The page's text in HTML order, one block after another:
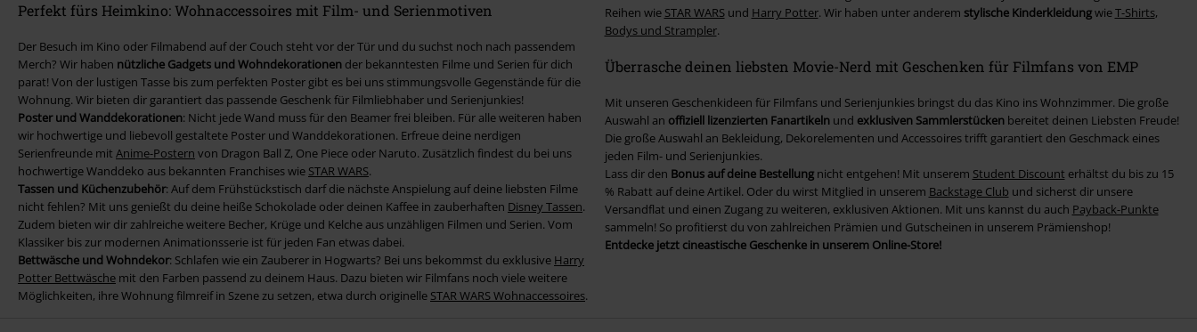
Perfekt fürs Heimkino: Wohnaccessoires mit Film- und Serienmotiven
Der Besuch im Kino oder Filmabend auf der Couch steht vor der Tür und du suchst noch nach passendem
Merch? Wir haben nützliche Gadgets und Wohndekorationen der bekanntesten Filme und Serien für dich
parat! Von der lustigen Tasse bis zum perfekten Poster gibt es bei uns stimmungsvolle Gegenstände für die
Wohnung. Wir bieten dir garantiert das passende Geschenk für Filmliebhaber und Serienjunkies!
Poster und Wanddekorationen: Nicht jede Wand muss für den Beamer frei bleiben. Für alle weiteren haben
wir hochwertige und liebevoll gestaltete Poster und Wanddekorationen. Erfreue deine nerdigen
Serienfreunde mit Anime-Postern von Dragon Ball Z, One Piece oder Naruto. Zusätzlich findest du bei uns
hochwertige Wanddeko aus bekannten Franchises wie STAR WARS.
Tassen und Küchenzubehör: Auf dem Frühstückstisch darf die nächste Anspielung auf deine liebsten Filme
nicht fehlen? Mit uns genießt du deine heiße Schokolade oder deinen Kaffee in zauberhaften Disney Tassen.
Zudem bieten wir dir zahlreiche weitere Becher, Krüge und Kelche aus unzähligen Filmen und Serien. Vom
Klassiker bis zur modernen Animationsserie ist für jeden Fan etwas dabei.
Bettwäsche und Wohndekor: Schlafen wie ein Zauberer in Hogwarts? Bei uns bekommst du exklusive Harry
Potter Bettwäsche mit den Farben passend zu deinem Haus. Dazu bieten wir Filmfans noch viele weitere
Möglichkeiten, ihre Wohnung filmreif in Szene zu setzen, etwa durch originelle STAR WARS Wohnaccessoires.
Reihen wie STAR WARSund Harry Potter. Wir haben unter anderem stylische KinderkleidungwieT-Shirts,
Bodys und Strampler.
Überrasche deinen liebsten Movie-Nerd mit Geschenken für Filmfans von EMP
Mit unseren Geschenkideen für Filmfans und Serienjunkies bringst du das Kino ins Wohnzimmer. Die große
Auswahl an offiziell lizenzierten Fanartikelnund exklusiven Sammlerstückenbereitet deinen Liebsten Freude!
Die große Auswahl an Bekleidung, Dekorelementen und Accessoires trifft garantiert den Geschmack eines
jeden Film- und Serienjunkies.
Lass dir den Bonus auf deine Bestellungnicht entgehen! Mit unserem Student Discount erhältst du bis zu 15
% Rabatt auf deine Artikel. Oder du wirst Mitglied in unserem Backstage Club und sicherst dir unsere
Versandflat und einen Zugang zu weiteren, exklusiven Aktionen. Mit uns kannst du auch Payback-Punkte
sammeln! So profitierst du von zahlreichen Prämien und Gutscheinen in unserem Prämienshop!
Entdecke jetzt cineastische Geschenke in unserem Online-Store!